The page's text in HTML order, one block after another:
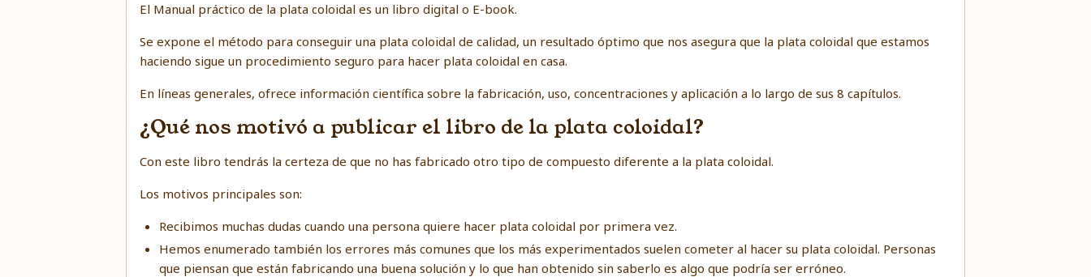
El Manual práctico de la plata coloidal es un libro digital o E-book.
Se expone el método para conseguir una plata coloidal de calidad, un resultado óptimo que nos asegura que la plata coloidal que estamos
haciendo sigue un procedimiento seguro para hacer plata coloidal en casa.
En líneas generales, ofrece información científica sobre la fabricación, uso, concentraciones y aplicación a lo largo de sus 8 capítulos.
¿Qué nos motivó a publicar el libro de la plata coloidal?
Con este libro tendrás la certeza de que no has fabricado otro tipo de compuesto diferente a la plata coloidal.
Los motivos principales son:
Recibimos muchas dudas cuando una persona quiere hacer plata coloidal por primera vez.
Hemos enumerado también los errores más comunes que los más experimentados suelen cometer al hacer su plata coloidal. Personas
que piensan que están fabricando una buena solución y lo que han obtenido sin saberlo es algo que podría ser erróneo.